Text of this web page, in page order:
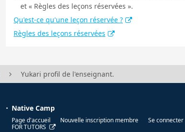
et « Règles des leçons réservées ».
Qu'est-ce qu'une leçon réservée ?
Règles des leçons réservées
Yukari profil de l'enseignant.
Native Camp
Page d'accueil Nouvelle inscription membre Se connecter
FOR TUTORS